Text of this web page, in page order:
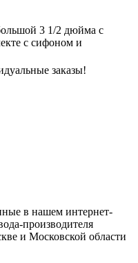
3 1/2 дюйма с
с сифоном и
заказы!
в нашем интернет-
производителя
и Московской области